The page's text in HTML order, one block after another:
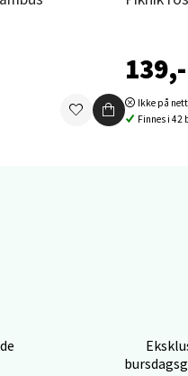
139,-
Ikke på
Finnes i 42
Velg